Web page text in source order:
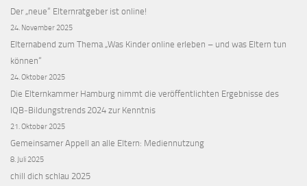
Der „neue“ Elternratgeber ist online!
24. November 2025
Elternabend zum Thema „Was Kinder online erleben – und was Eltern tun
können“
24. Oktober 2025
Die Elternkammer Hamburg nimmt die veröffentlichten Ergebnisse des
IQB‑Bildungstrends 2024 zur Kenntnis
21. Oktober 2025
Gemeinsamer Appell an alle Eltern: Mediennutzung
8. Juli 2025
chill dich schlau 2025